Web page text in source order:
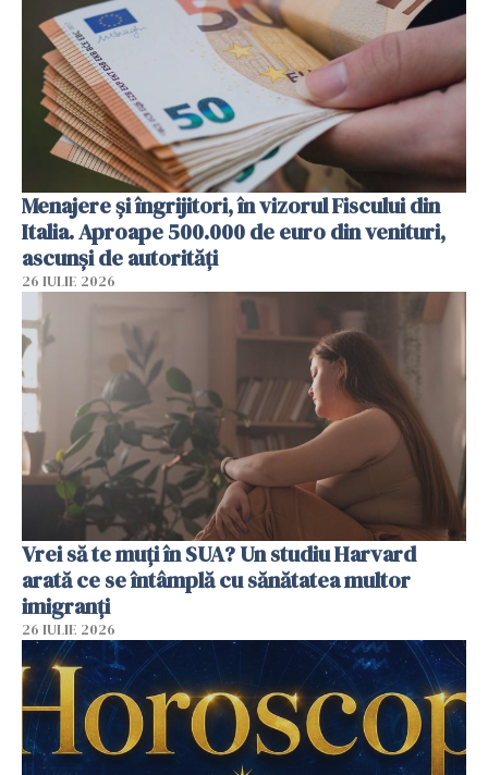
Menajere și îngrijitori, în vizorul Fiscului din
Italia. Aproape 500.000 de euro din venituri,
ascunși de autorități
26 IULIE 2026
Vrei să te muți în SUA? Un studiu Harvard
arată ce se întâmplă cu sănătatea multor
imigranți
26 IULIE 2026